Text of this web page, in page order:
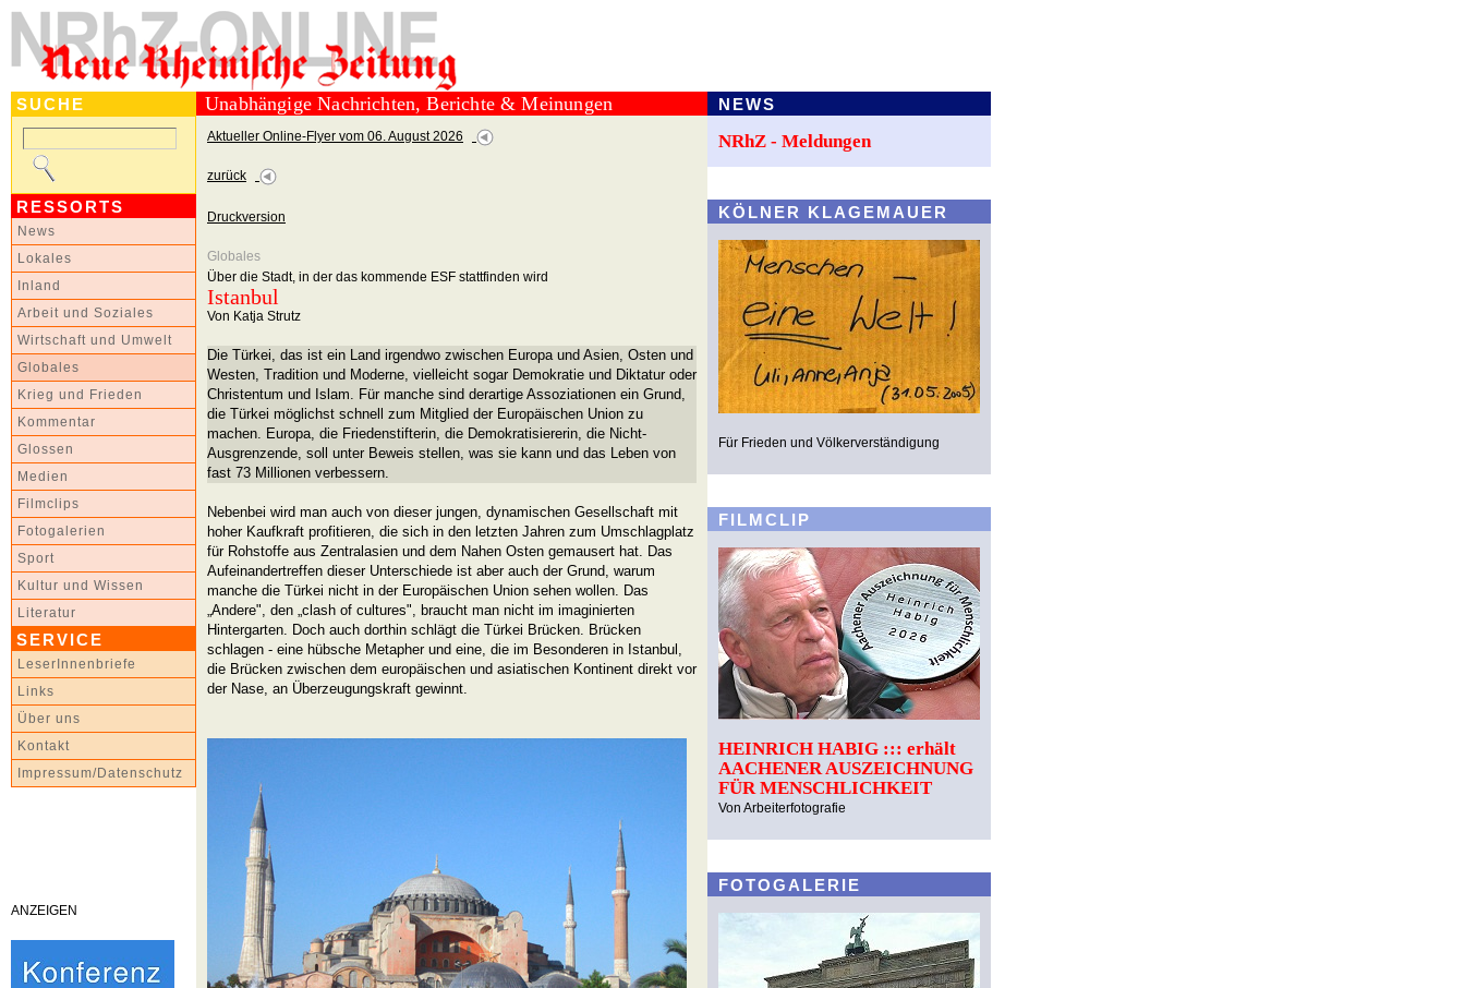
SUCHE
RESSORTS
News
Lokales
Inland
Arbeit und Soziales
Wirtschaft und Umwelt
Globales
Krieg und Frieden
Kommentar
Glossen
Medien
Filmclips
Fotogalerien
Sport
Kultur und Wissen
Literatur
SERVICE
LeserInnenbriefe
Links
Über uns
Kontakt
Impressum/Datenschutz
ANZEIGEN
Unabhängige Nachrichten, Berichte & Meinungen
Aktueller Online-Flyer vom 06. August 2026
zurück
Druckversion
Globales
Über die Stadt, in der das kommende ESF stattfinden wird
Istanbul
Von Katja Strutz
Die Türkei, das ist ein Land irgendwo zwischen Europa und Asien, Osten und
Westen, Tradition und Moderne, vielleicht sogar Demokratie und Diktatur oder
Christentum und Islam. Für manche sind derartige Assoziationen ein Grund,
die Türkei möglichst schnell zum Mitglied der Europäischen Union zu
machen. Europa, die Friedenstifterin, die Demokratisiererin, die Nicht-
Ausgrenzende, soll unter Beweis stellen, was sie kann und das Leben von
fast 73 Millionen verbessern.
Nebenbei wird man auch von dieser jungen, dynamischen Gesellschaft mit
hoher Kaufkraft profitieren, die sich in den letzten Jahren zum Umschlagplatz
für Rohstoffe aus Zentralasien und dem Nahen Osten gemausert hat. Das
Aufeinandertreffen dieser Unterschiede ist aber auch der Grund, warum
manche die Türkei nicht in der Europäischen Union sehen wollen. Das
„Andere", den „clash of cultures", braucht man nicht im imaginierten
Hintergarten. Doch auch dorthin schlägt die Türkei Brücken. Brücken
schlagen - eine hübsche Metapher und eine, die im Besonderen in Istanbul,
die Brücken zwischen dem europäischen und asiatischen Kontinent direkt vor
der Nase, an Überzeugungskraft gewinnt.
NEWS
NRhZ - Meldungen
KÖLNER KLAGEMAUER
Für Frieden und Völkerverständigung
FILMCLIP
HEINRICH HABIG ::: erhält
AACHENER AUSZEICHNUNG
FÜR MENSCHLICHKEIT
Von Arbeiterfotografie
FOTOGALERIE